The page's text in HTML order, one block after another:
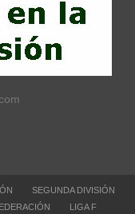
SEGUNDA DIVISIÓN
LIGA F